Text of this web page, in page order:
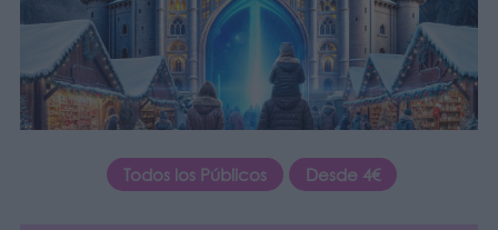
Todos los Públicos Desde 4€